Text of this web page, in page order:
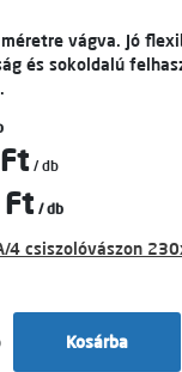
vágva. Jó
és sokoldalú
/ db
/ db
4 csiszolóvászon
Kosárba